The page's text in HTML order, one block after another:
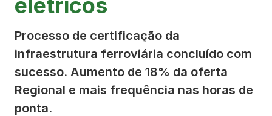
elétricos
Processo de certificação da
infraestrutura ferroviária concluído com
sucesso. Aumento de 18% da oferta
Regional e mais frequência nas horas de
ponta.